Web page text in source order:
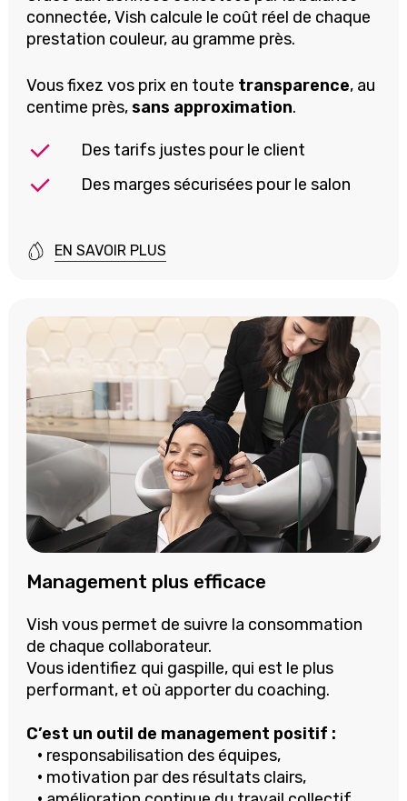
connectée,Vish calcule le coût réel de chaque
prestation couleur, au gramme près.
Vous fixez vos prix en toute transparence, au
centime près,sans approximation.
Des tarifs justes pour le client
Des marges sécurisées pour le salon
EN SAVOIR PLUS
Management plus efficace
Vish vous permet de suivre la consommation
de chaque collaborateur.
Vous identifiez qui gaspille, qui est le plus
performant, et où apporter du coaching.
C’est un outil de management positif :
• responsabilisation des équipes,
• motivation par des résultats clairs,